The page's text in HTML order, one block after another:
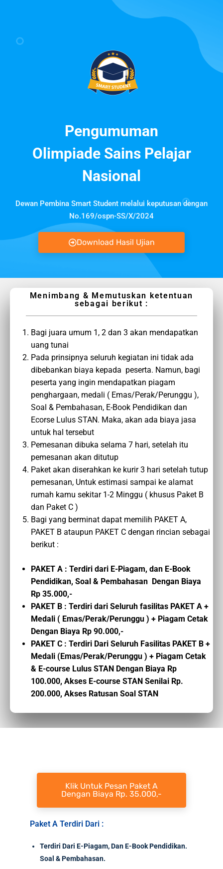
Pengumuman
Olimpiade Sains Pelajar
Nasional
Dewan Pembina Smart Student melalui keputusan dengan
No.169/ospn-SS/X/2024
Download Hasil Ujian
Menimbang & Memutuskan ketentuan
sebagai berikut :
Bagi juara umum 1, 2 dan 3 akan mendapatkan
uang tunai
Pada prinsipnya seluruh kegiatan ini tidak ada
dibebankan biaya kepada peserta. Namun, bagi
peserta yang ingin mendapatkan piagam
penghargaan, medali ( Emas/Perak/Perunggu ),
Soal & Pembahasan, E-Book Pendidikan dan
Ecorse Lulus STAN. Maka, akan ada biaya jasa
untuk hal tersebut
Pemesanan dibuka selama 7 hari, setelah itu
pemesanan akan ditutup
Paket akan diserahkan ke kurir 3 hari setelah tutup
pemesanan, Untuk estimasi sampai ke alamat
rumah kamu sekitar 1-2 Minggu ( khusus Paket B
dan Paket C )
Bagi yang berminat dapat memilih PAKET A,
PAKET B ataupun PAKET C dengan rincian sebagai
berikut :
PAKET A : Terdiri dari E-Piagam, dan E-Book
Pendidikan, Soal & Pembahasan Dengan Biaya
Rp 35.000,-
PAKET B : Terdiri dari Seluruh fasilitas PAKET A +
Medali ( Emas/Perak/Perunggu ) + Piagam Cetak
Dengan Biaya Rp 90.000,-
PAKET C : Terdiri Dari Seluruh Fasilitas PAKET B +
Medali (Emas/Perak/Perunggu ) + Piagam Cetak
& E-course Lulus STAN Dengan Biaya Rp
100.000, Akses E-course STAN Senilai Rp.
200.000, Akses Ratusan Soal STAN
Klik Untuk Pesan Paket A
Dengan Biaya Rp. 35.000,-
Paket A Terdiri Dari :
Terdiri Dari E-Piagam, Dan E-Book Pendidikan.
Soal & Pembahasan.